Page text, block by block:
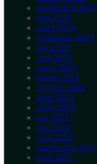
septembre 2024
mai 2024
mars 2024
novembre 2023
juin 2023
avril 2023
mars 2023
février 2023
octobre 2022
août 2022
juillet 2022
juin 2022
mai 2022
avril 2022
septembre 2021
août 2021